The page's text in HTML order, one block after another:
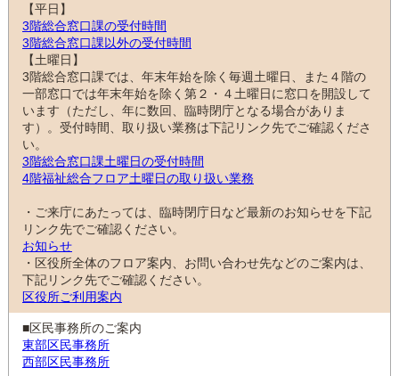
【平日】
3階総合窓口課の受付時間
3階総合窓口課以外の受付時間
【土曜日】
3階総合窓口課では、年末年始を除く毎週土曜日、また４階の
一部窓口では年末年始を除く第２・４土曜日に窓口を開設して
います（ただし、年に数回、臨時閉庁となる場合がありま
す）。受付時間、取り扱い業務は下記リンク先でご確認くださ
い。
3階総合窓口課土曜日の受付時間
4階福祉総合フロア土曜日の取り扱い業務
・ご来庁にあたっては、臨時閉庁日など最新のお知らせを下記
リンク先でご確認ください。
お知らせ
・区役所全体のフロア案内、お問い合わせ先などのご案内は、
下記リンク先でご確認ください。
区役所ご利用案内
■区民事務所のご案内
東部区民事務所
西部区民事務所